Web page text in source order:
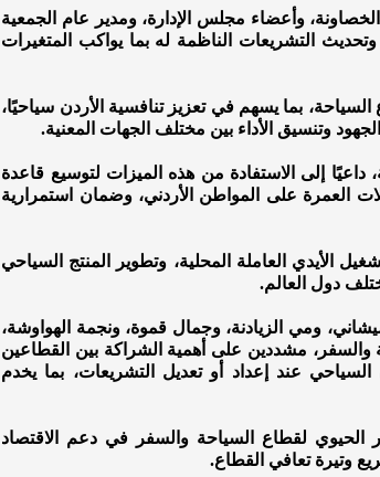
وأعضاء مجلس الإدارة، ومدير عام الجمعية
التشريعات الناظمة له بما يواكب المتغيرات
بما يسهم في تعزيز تنافسية الأردن سياحيًا،
وتنسيق الأداء بين مختلف الجهات المعنية.
داعيًا إلى الاستفادة من هذه الميزات لتوسيع قاعدة
العمرة على المواطن الأردني، وضمان استمرارية
العاملة المحلية، وتطوير المنتج السياحي
دول العالم.
ومي الزيادنة، وجمال قموة، ونجمة الهواوشة،
والسفر، مشددين على أهمية الشراكة بين القطاعين
عند إعداد أو تعديل التشريعات، بما يخدم
الحيوي لقطاع السياحة والسفر في دعم الاقتصاد
وتيرة تعافي القطاع.